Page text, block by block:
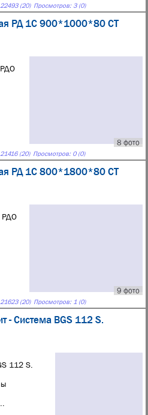
(20) Просмотров: 3 (0)
РД 1С 900*1000*80 СТ
8 фото
(20) Просмотров: 0 (0)
РД 1С 800*1800*80 СТ
9 фото
РДО
(20) Просмотров: 1 (0)
- Система BGS 112 S.
112 S.